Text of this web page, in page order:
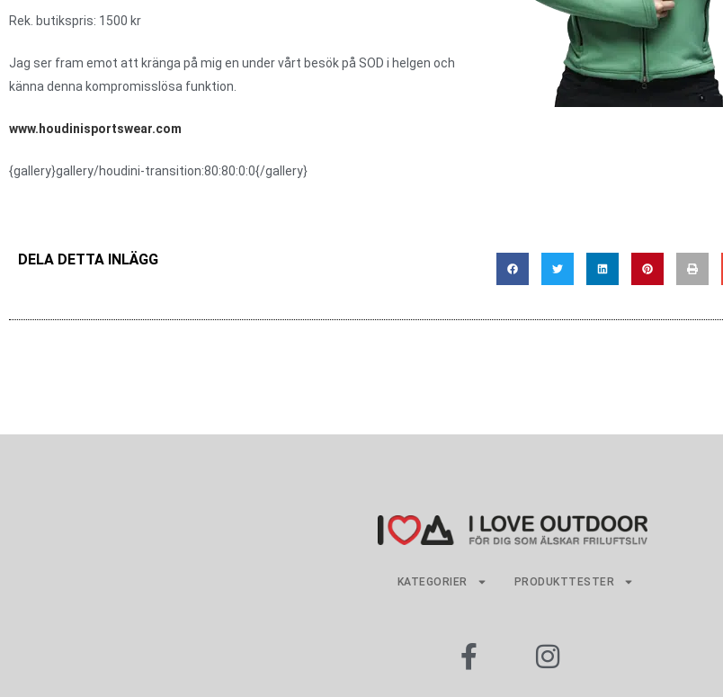
Rek. butikspris: 1500 kr
Jag ser fram emot att kränga på mig en under vårt besök på SOD i helgen och
känna denna kompromisslösa funktion.
www.houdinisportswear.com
{gallery}gallery/houdini-transition:80:80:0:0{/gallery}
DELA DETTA INLÄGG
KATEGORIER PRODUKTTESTER